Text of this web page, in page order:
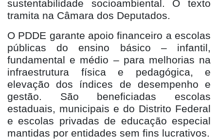
sustentabilidade socioambiental. O texto
tramita na Câmara dos Deputados.
O PDDE garante apoio financeiro a escolas
públicas do ensino básico – infantil,
fundamental e médio – para melhorias na
infraestrutura física e pedagógica, e
elevação dos índices de desempenho e
gestão. São beneficiadas escolas
estaduais, municipais e do Distrito Federal
e escolas privadas de educação especial
mantidas por entidades sem fins lucrativos.